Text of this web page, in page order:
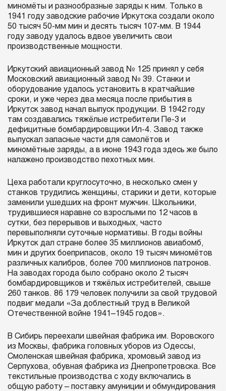
миномёты и разнообразные заряды к ним. Только в
1941 году заводские рабочие Иркутска создали около
50 тысяч 50-мм мин и десять тысяч 107-мм. В 1944
году заводу удалось вдвое увеличить свои
производственные мощности.
Иркутский авиационный завод № 125 принял у себя
Московский авиационный завод № 39. Станки и
оборудование удалось установить в кратчайшие
сроки, и уже через два месяца после прибытия в
Иркутск завод начал выпуск продукции. В 1942 году
там создавались тяжёлые истребители Пе-3 и
дефицитные бомбардировщики Ил-4. Завод также
выпускал запасные части для самолётов и
миномётные заряды, а в июне 1943 года здесь же было
налажено производство пехотных мин.
Цеха работали круглосуточно, в несколько смен у
станков трудились женщины, старики и дети, которые
заменили ушедших на фронт мужчин. Школьники,
трудившиеся наравне со взрослыми по 12 часов в
сутки, без перерывов и выходных, часто
перевыполняли суточные нормативы. В годы войны
Иркутск дал стране более 35 миллионов авиабомб,
мин и других боеприпасов, около 19 тысяч миномётов
различных калибров, более 700 миллионов патронов.
На заводах города было собрано около 2 тысяч
бомбардировщиков и тяжёлых истребителей, свыше
260 танков. 86 179 человек получили за свой трудовой
подвиг медали «За доблестный труд в Великой
Отечественной войне 1941–1945 годов».
В Сибирь переехали швейная фабрика им. Воровского
из Москвы, фабрика головных уборов из Одессы,
Смоленская швейная фабрика, хромовый завод из
Серпухова, обувная фабрика из Днепропетровска. Все
текстильные производства с ходу включались в
общую работу – поставку амуниции и обмундирования